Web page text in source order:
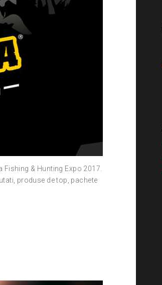
& Hunting Expo 2017.
produse de top, pachete